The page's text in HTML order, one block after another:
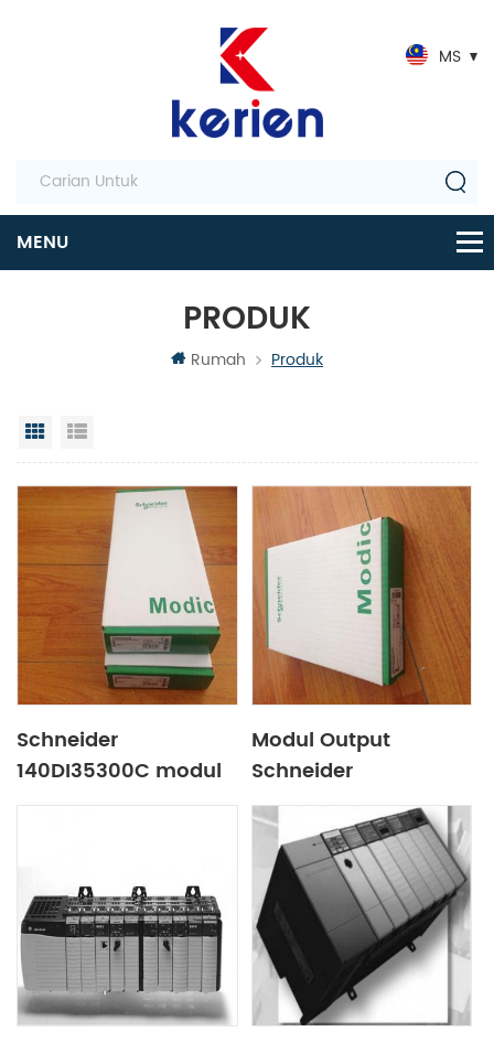
MS
PRODUK
Rumah Produk
Paparan grid
Schneider
140DI35300C modul
Modul Output
Schneider
140DAO84210